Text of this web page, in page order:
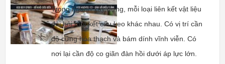
Trong ngành xây dựng, mỗi loại liên kết vật liệu
đòi hỏi một kết cấu keo khác nhau. Có vị trí cần
độ cứng hóa thạch và bám dính vĩnh viễn. Có
nơi lại cần độ co giãn đàn hồi dưới áp lực lớn.